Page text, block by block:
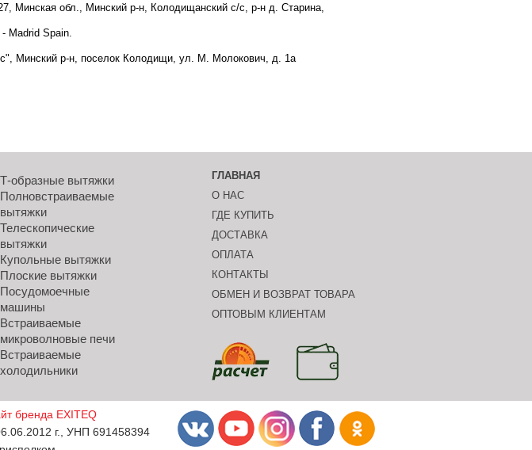
Минская обл., Минский р-н, Колодищанский с/с, р-н д. Старина,
Madrid Spain.
Минский р-н, поселок Колодищи, ул. М. Молокович, д. 1а
Т-образные вытяжки
Полновстраиваемые
вытяжки
Телескопические
вытяжки
Купольные вытяжки
Плоские вытяжки
Посудомоечные
машины
Встраиваемые
микроволновые печи
Встраиваемые
холодильники
ГЛАВНАЯ
О НАС
ГДЕ КУПИТЬ
ДОСТАВКА
ОПЛАТА
КОНТАКТЫ
ОБМЕН И ВОЗВРАТ ТОВАРА
ОПТОВЫМ КЛИЕНТАМ
бренда EXITEQ
г., УНП 691458394